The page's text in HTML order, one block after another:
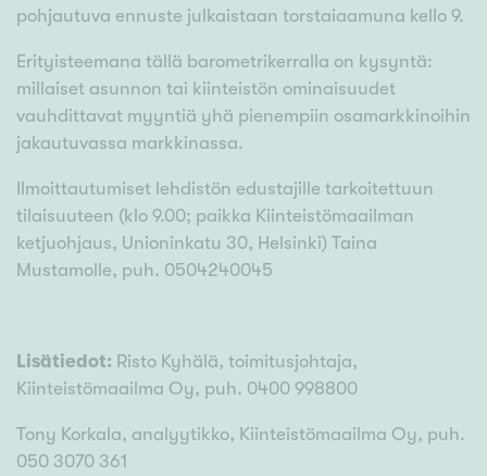
pohjautuva ennuste julkaistaan torstaiaamuna kello 9.
Erityisteemana tällä barometrikerralla on kysyntä:
millaiset asunnon tai kiinteistön ominaisuudet
vauhdittavat myyntiä yhä pienempiin osamarkkinoihin
jakautuvassa markkinassa.
Ilmoittautumiset lehdistön edustajille tarkoitettuun
tilaisuuteen (klo 9.00; paikka Kiinteistömaailman
ketjuohjaus, Unioninkatu 30, Helsinki) Taina
Mustamolle, puh. 0504240045
Lisätiedot: Risto Kyhälä, toimitusjohtaja,
Kiinteistömaailma Oy, puh. 0400 998800
Tony Korkala, analyytikko, Kiinteistömaailma Oy, puh.
050 3070 361